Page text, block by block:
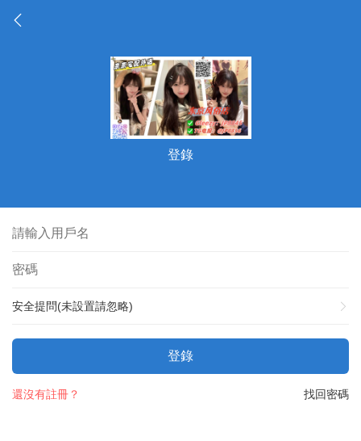
登錄
安全提問(未設置請忽略)
登錄
找回密碼
還沒有註冊？